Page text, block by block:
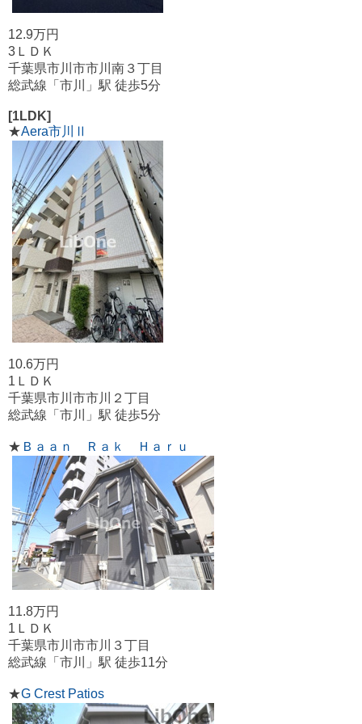
12.9万円
3ＬＤＫ
千葉県市川市市川南３丁目
総武線「市川」駅 徒歩5分
[1LDK]
★Aera市川Ⅱ
10.6万円
1ＬＤＫ
千葉県市川市市川２丁目
総武線「市川」駅 徒歩5分
★ Ｂａａｎ Ｒａｋ Ｈａｒｕ
11.8万円
1ＬＤＫ
千葉県市川市市川３丁目
総武線「市川」駅 徒歩11分
★G Crest Patios